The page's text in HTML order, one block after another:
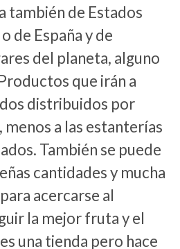
también de Estados
de España y de
del planeta, alguno
que irán a
distribuidos por
a las estanterías
También se puede
cantidades y mucha
acercarse al
la mejor fruta y el
una tienda pero hace